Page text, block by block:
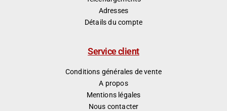
Adresses
Détails du compte
Service client
Conditions générales de vente
A propos
Mentions légales
Nous contacter